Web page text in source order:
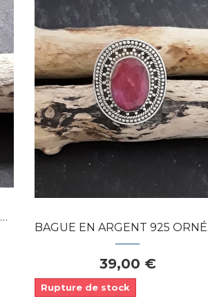
Dans mon panier
APERÇU RAPIDE
BAGUE EN ARGENT 925 ORNÉE RUBIS OPAQUE...
39,00 €
Rupture de stock